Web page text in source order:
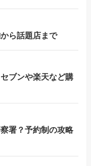
ら話題店まで
ブンや楽天など購
署？予約制の攻略